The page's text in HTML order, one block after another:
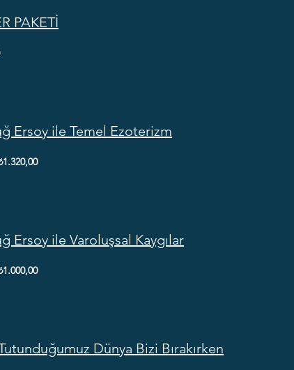
PAKETİ
Ersoy ile Temel Ezoterizm
Ersoy ile Varoluşsal Kaygılar
Dünya Bizi Bırakırken